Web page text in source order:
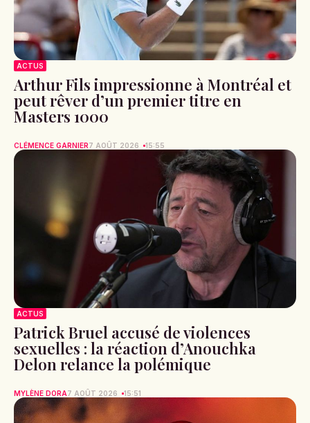
ACTUS
Arthur Fils impressionne à Montréal et
peut rêver d’un premier titre en
Masters 1000
CLÉMENCE GARNIER7 AOÛT 2026 15:55
ACTUS
Patrick Bruel accusé de violences
sexuelles : la réaction d’Anouchka
Delon relance la polémique
MYLÈNE DORA7 AOÛT 2026 15:51